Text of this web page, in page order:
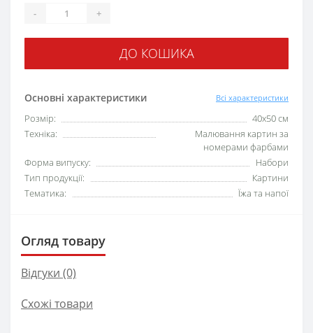
Основні характеристики Всі характеристики
Розмір:
40х50 см
Техніка:
Малювання картин за
номерами фарбами
Форма випуску:
Набори
Тип продукції:
Картини
Тематика:
Їжа та напої
- +
ДО КОШИКА
Огляд товару
Відгуки (0)
Схожі товари